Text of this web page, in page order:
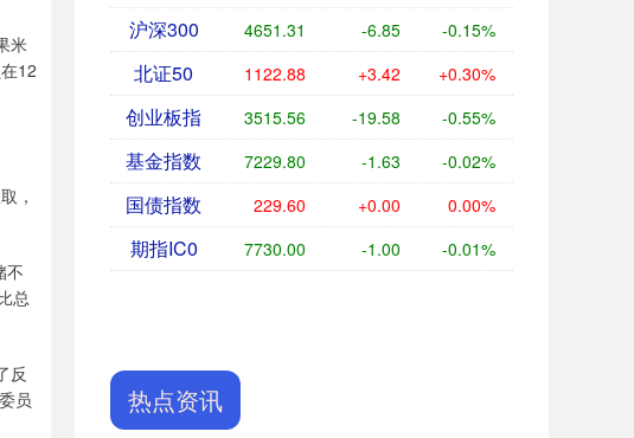
米
12
，
不
总
反
员
沪深300 4651.31 -6.85 -0.15%
北证50 1122.88 +3.42 +0.30%
创业板指 3515.56 -19.58 -0.55%
基金指数 7229.80 -1.63 -0.02%
国债指数 229.60 +0.00 0.00%
期指IC0 7730.00 -1.00 -0.01%
热点资讯